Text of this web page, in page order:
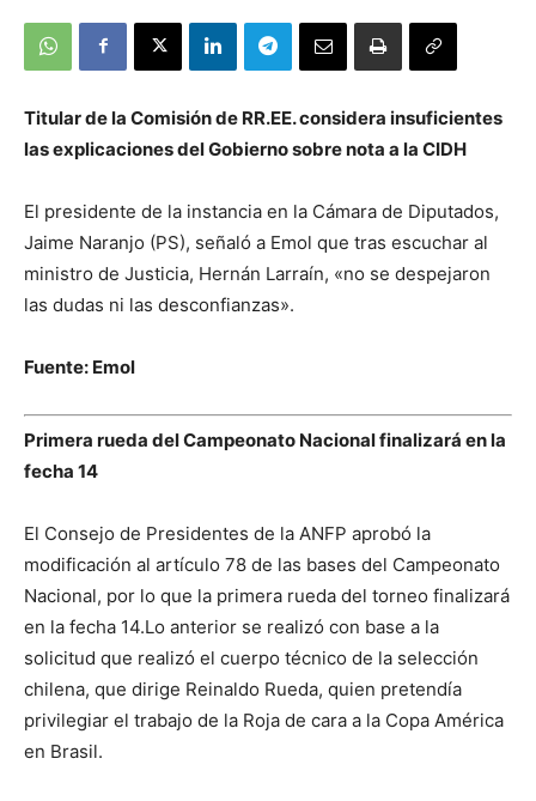
Titular de la Comisión de RR.EE. considera insuficientes
las explicaciones del Gobierno sobre nota a la CIDH
El presidente de la instancia en la Cámara de Diputados,
Jaime Naranjo (PS), señaló a Emol que tras escuchar al
ministro de Justicia, Hernán Larraín, «no se despejaron
las dudas ni las desconfianzas».
Fuente: Emol
Primera rueda del Campeonato Nacional finalizará en la
fecha 14
El Consejo de Presidentes de la ANFP aprobó la
modificación al artículo 78 de las bases del Campeonato
Nacional, por lo que la primera rueda del torneo finalizará
en la fecha 14.Lo anterior se realizó con base a la
solicitud que realizó el cuerpo técnico de la selección
chilena, que dirige Reinaldo Rueda, quien pretendía
privilegiar el trabajo de la Roja de cara a la Copa América
en Brasil.